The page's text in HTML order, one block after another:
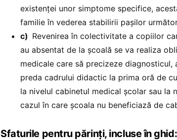
existenței unor simptome specifice,
familie în vederea stabilirii pașilor
c) Revenirea în colectivitate a copiilor
au absentat de la şcoală se va realiza
medicale care să precizeze diagnosticul,
preda cadrului didactic la prima oră de
la nivelul cabinetul medical şcolar sau la
cazul în care şcoala nu beneficiază de
Sfaturile pentru părinți, incluse în ghid: